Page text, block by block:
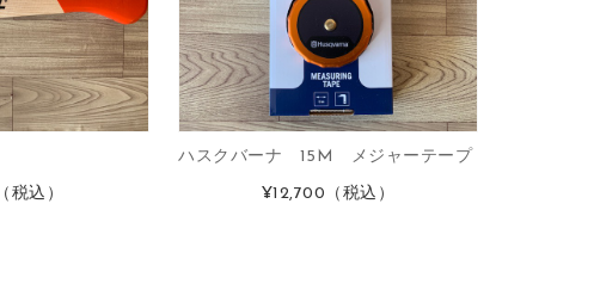
（税込）
ハスクバーナ 15M メジャーテープ
¥12,700 （税込）